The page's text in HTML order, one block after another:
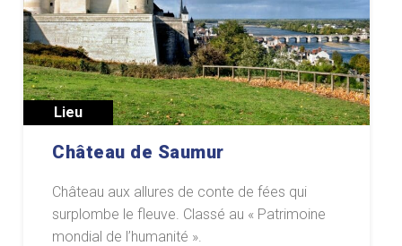
Lieu
Château de Saumur
Château aux allures de conte de fées qui
surplombe le fleuve. Classé au « Patrimoine
mondial de l’humanité ».